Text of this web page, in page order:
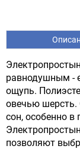
равнодушным -
ощупь.
овечью шерсть.
сон, особенно в
позволяют